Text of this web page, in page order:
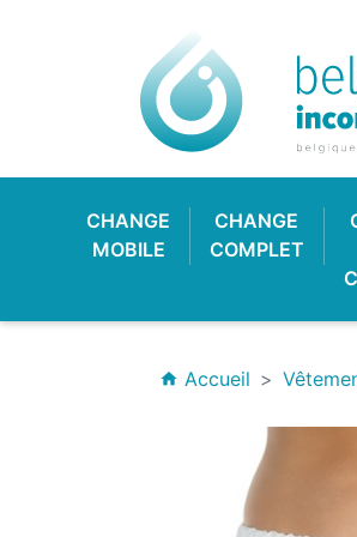
CHANGE
MOBILE
CHANGE
COMPLET
PROTECTION
CULOTTE PLASTIQUE
HYGIÈNE & SOIN
CHANGE CLASSIQUE
home Accueil